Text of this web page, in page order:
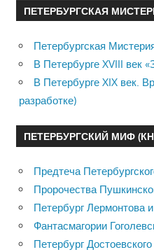
ПЕТЕРБУРГСКАЯ
Петербургская
В Петербурге XVIII век
В Петербурге XIX век.
разработке)
ПЕТЕРБУРГСКИЙ МИФ
Предтеча
Пророчества
Петербург Лермонтова
Фантасмагории
Петербург Достоевского